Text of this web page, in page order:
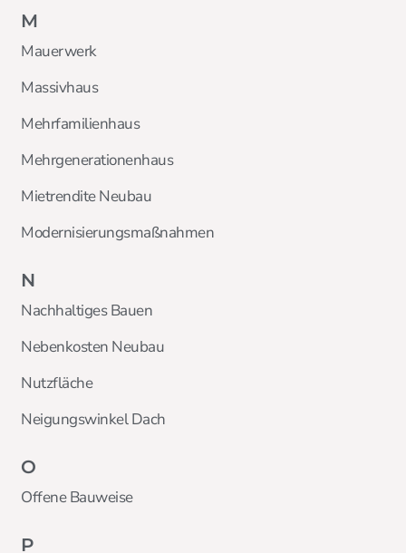
M
Mauerwerk
Massivhaus
Mehrfamilienhaus
Mehrgenerationenhaus
Mietrendite Neubau
Modernisierungsmaßnahmen
N
Nachhaltiges Bauen
Nebenkosten Neubau
Nutzfläche
Neigungswinkel Dach
O
Offene Bauweise
P